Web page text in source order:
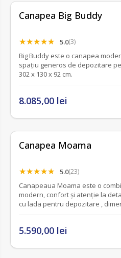
Canapea Big Buddy
5.0(3)
Big Buddy este o canapea
spațiu generos de depozitare pentru
302 x 130 x 92 cm.
8.085,00 lei
Canapea Moama
5.0(23)
Canapeaua Moama este o
modern, confort și atenție la detalii, find extensibila si
cu lada
5.590,00 lei